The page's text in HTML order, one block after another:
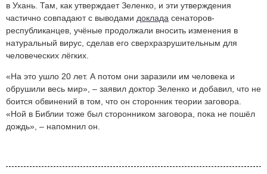
в Ухань. Там, как утверждает Зеленко, и эти утверждения
частично совпадают с выводами доклада сенаторов-
республиканцев, учёные продолжали вносить изменения в
натуральный вирус, сделав его сверхразрушительным для
человеческих лёгких.
«На это ушло 20 лет. А потом они заразили им человека и
обрушили весь мир», – заявил доктор Зеленко и добавил, что не
боится обвинений в том, что он сторонник теории заговора.
«Ной в Библии тоже был сторонником заговора, пока не пошёл
дождь», – напомнил он.